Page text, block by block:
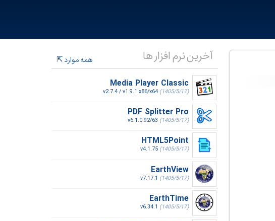
آخرین نرم افزار ها
همه موارد
Media Player Classic
v2.7.4 / v1.9.1 x86/x64 (1405/5/17)
PDF Splitter Pro
v6.1.0.92/63 (1405/5/17)
HTML5Point
v4.1.75 (1405/5/17)
EarthView
v7.17.1 (1405/5/17)
EarthTime
v6.34.1 (1405/5/17)